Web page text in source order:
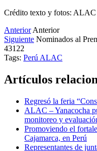
Crédito texto y fotos: ALAC
Anterior Anterior
Siguiente Nominados al
43122
Tags: Perú ALAC
Artículos
Regresó la feria
ALAC – Yanacocha
monitoreo y
Promoviendo el
Cajamarca, en Perú
Representantes de